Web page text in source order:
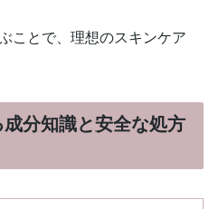
ことで、理想のスキンケア
分知識と安全な処方